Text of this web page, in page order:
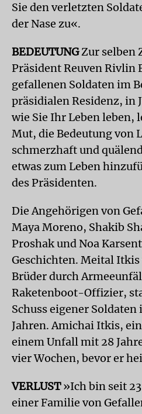
Sie den verletzten
der Nase zu«.
BEDEUTUNGZur selben
Präsident Reuven Rivlin
gefallenen Soldaten im
präsidialen Residenz, in
wie Sie Ihr Leben leben,
Mut, die Bedeutung von
schmerzhaft und
etwas zum Leben
des Präsidenten.
Die Angehörigen von
Maya Moreno, Shakib
Proshak und Noa
Geschichten. Meital
Brüder durch
Raketenboot-Offizier,
Schuss eigener
Jahren. Amichai Itkis,
einem Unfall mit 28
vier Wochen, bevor er
VERLUST»Ich bin seit
einer Familie von